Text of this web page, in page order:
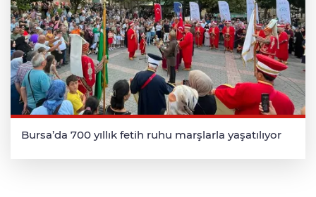
Bursa’da 700 yıllık fetih ruhu marşlarla yaşatılıyor